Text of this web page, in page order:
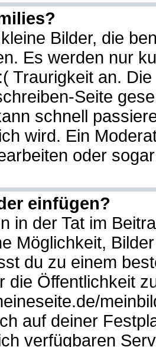
Bilder, die
Es werden nur
Traurigkeit an.
Seite
schnell
wird. Ein
oder
einfügen?
in der Tat im
Möglichkeit,
du zu einem
die Öffentlichkeit
auf deiner
verfügbaren